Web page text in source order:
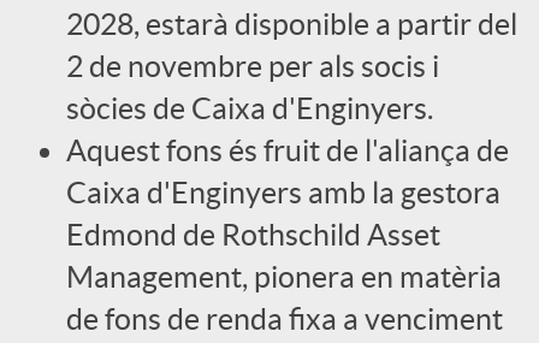
2028, estarà disponible a partir del
2 de novembre per als socis i
sòcies de Caixa d'Enginyers.
Aquest fons és fruit de l'aliança de
Caixa d'Enginyers amb la gestora
Edmond de Rothschild Asset
Management, pionera en matèria
de fons de renda fixa a venciment